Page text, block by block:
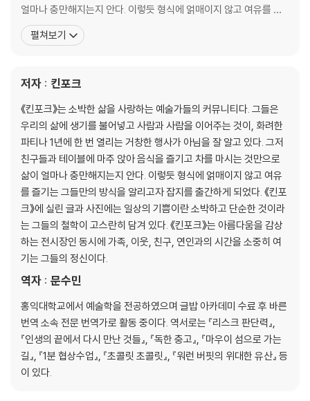
62. 토요일을 지켜 내는 방법에 대한 에세이
FEW
86.『킨포크 테이블: 함께 밥먹기』
98. 반짝이는 우윳빛 삶: 『밀크』창간인과의 만남
106. 자전거 도로의 법칙: 전 세계 자전거족 에티켓 가이드
108. 도심 속의 휴식: 덴마크 사람들에게 배우는 교훈
114. 자동차 여행 가이드: 밀워키에서 브루클린까지
116. 여행용 주전부리: 초콜릿 토피 호두
118. 레시피: 바삭한 햄과 옥수수 가루 와플
120. 레시피: 갓 절인 복숭아
122. 뜻밖의 저녁 모임: 즉석 파티에 대한 포토 에세이
126. 토요일의 악전고투: 맨해튼에서 조깅할 때 조심할 것들
128. 레시피: 주말의 별미, 레몬 케이크
130. 일은 좀 더 적게, 휴식은 좀 더 많이: 아트 프로젝트
134. 삶과 더불어 변하는 주말: 가족과 시간의 흐름을 둘러싼 에세이
136. 레시피: 버터 3종 세트
137. 레시피: 니스풍 샐러드 롤
138. CREDITS
139. KEEP IN TOUCH
얼마나 충만해지는지 안다. 이렇듯 형식에 얽매이지 않고 여유를 즐
기는 그들만의 방식을 알리고자 잡지를 출간하게 되었다. 킨포크에
실린 글과 사진에는 일상의 기쁨이란 소박하고 단순한 것이라는 그들
장인 동시에 가족, 이웃, 친구, 연인과의 시간을 소중히 여기
펼쳐보기
저자 : 킨포크
《킨포크》는 소박한 삶을 사랑하는 예술가들의 커뮤니티다. 그들은
우리의 삶에 생기를 불어넣고 사람과 사람을 이어주는 것이, 화려한
파티나 1년에 한 번 열리는 거창한 행사가 아님을 잘 알고 있다. 그저
친구들과 테이블에 마주 앉아 음식을 즐기고 차를 마시는 것만으로
삶이 얼마나 충만해지는지 안다. 이렇듯 형식에 얽매이지 않고 여유
를 즐기는 그들만의 방식을 알리고자 잡지를 출간하게 되었다. 《킨포
크》에 실린 글과 사진에는 일상의 기쁨이란 소박하고 단순한 것이라
는 그들의 철학이 고스란히 담겨 있다. 《킨포크》는 아름다움을 감상
하는 전시장인 동시에 가족, 이웃, 친구, 연인과의 시간을 소중히 여
기는 그들의 정신이다.
역자 : 문수민
홍익대학교에서 예술학을 전공하였으며 글밥 아카데미 수료 후 바른
번역 소속 전문 번역가로 활동 중이다. 역서로는 『리스크 판단력』,
『인생의 끝에서 다시 만난 것들』, 『독한 충고』, 『마우이 섬으로 가는
길』, 『1분 협상수업』, 『초콜릿 초콜릿』, 『워런 버핏의 위대한 유산』 등
이 있다.